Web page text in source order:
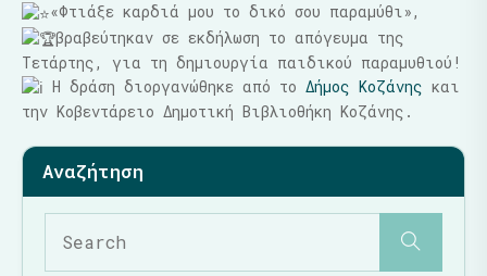
«Φτιάξε καρδιά μου το δικό σου παραμύθι»,
βραβεύτηκαν σε εκδήλωση το απόγευμα της
Τετάρτης, για τη δημιουργία παιδικού παραμυθιού!
Η δράση διοργανώθηκε από το Δήμος Κοζάνης και
την Κοβεντάρειο Δημοτική Βιβλιοθήκη Κοζάνης.